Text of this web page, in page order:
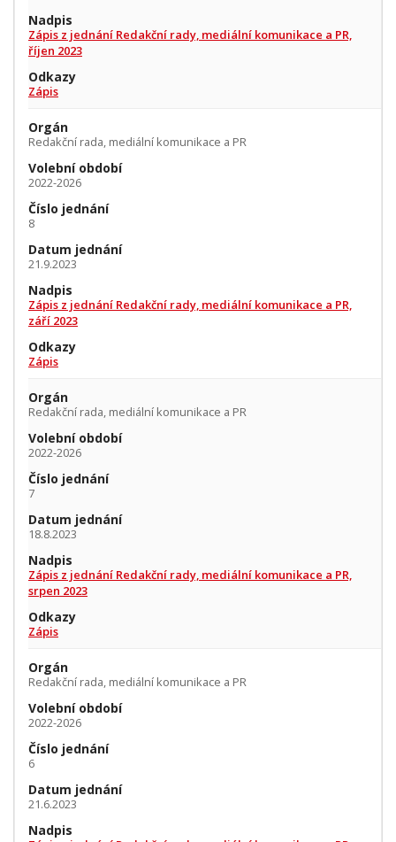
Nadpis
Zápis z jednání Redakční rady, mediální komunikace a PR,
říjen 2023
Odkazy
Zápis
Orgán
Redakční rada, mediální komunikace a PR
Volební období
2022-2026
Číslo jednání
8
Datum jednání
21.9.2023
Nadpis
Zápis z jednání Redakční rady, mediální komunikace a PR,
září 2023
Odkazy
Zápis
Orgán
Redakční rada, mediální komunikace a PR
Volební období
2022-2026
Číslo jednání
7
Datum jednání
18.8.2023
Nadpis
Zápis z jednání Redakční rady, mediální komunikace a PR,
srpen 2023
Odkazy
Zápis
Orgán
Redakční rada, mediální komunikace a PR
Volební období
2022-2026
Číslo jednání
6
Datum jednání
21.6.2023
Nadpis